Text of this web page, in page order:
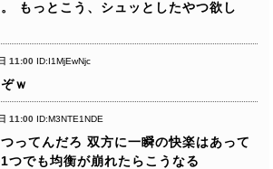
もっとこう、シュッとしたやつ欲し
11:00 ID:I1MjEwNjc
ｗ
11:00 ID:M3NTE1NDE
ってんだろ 双方に一瞬の快楽はあって
つでも均衡が崩れたらこうなる